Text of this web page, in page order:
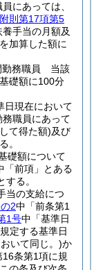
にあっては、
附則第17項第5
手当の月額及
加算した額に
勤務職員 当該
礎額に100分
日現在において
職員にあって
て得た額)及び
。
礎額について
「前項」とある
る。
当の支給につ
2中「前条第1
1号中「基準日
定する基準日
いて同じ。)か
16条第1項に規